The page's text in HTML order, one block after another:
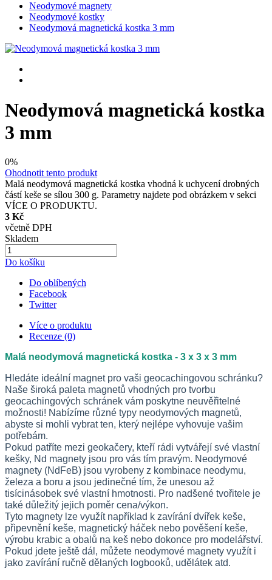
Neodymové magnety
Neodymové kostky
Neodymová magnetická kostka 3 mm
Neodymová magnetická kostka
3 mm
0%
Ohodnotit tento produkt
Malá neodymová magnetická kostka vhodná k uchycení drobných
částí keše se sílou 300 g. Parametry najdete pod obrázkem v sekci
VÍCE O PRODUKTU.
3 Kč
včetně DPH
Skladem
Do košíku
Do oblíbených
Facebook
Twitter
Více o produktu
Recenze (0)
Malá neodymová magnetická kostka - 3 x 3 x 3 mm
Hledáte ideální magnet pro vaši geocachingovou schránku?
Naše široká paleta magnetů vhodných pro tvorbu
geocachingových schránek vám poskytne neuvěřitelné
možnosti! Nabízíme různé typy neodymových magnetů,
abyste si mohli vybrat ten, který nejlépe vyhovuje vašim
potřebám.
Pokud patříte mezi geokačery, kteří rádi vytvářejí své vlastní
kešky, Nd magnety jsou pro vás tím pravým. Neodymové
magnety (NdFeB) jsou vyrobeny z kombinace neodymu,
železa a boru a jsou jedinečné tím, že unesou až
tisícinásobek své vlastní hmotnosti. Pro nadšené tvořitele je
také důležitý jejich poměr cena/výkon.
Tyto magnety lze využít například k zavírání dvířek keše,
připevnění keše, magnetický háček nebo pověšení keše,
výrobu krabic a obalů na keš nebo dokonce pro modelářství.
Pokud jdete ještě dál, můžete neodymové magnety využít i
jako zavírání ručně dělaných logbooků, udělátek atd.